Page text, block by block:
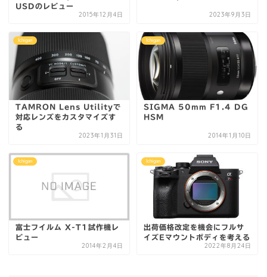
USDのレビュー
2015年12月4日 2023年9月3日
Ichigan
TAMRON Lens Utilityで
対応レンズをカスタマイズす
る
2023年1月31日
Ichigan
SIGMA 50mm F1.4 DG
HSM
2014年1月10日
Ichigan
富士フイルム X-T1試作機レ
ビュー
2014年2月4日
Ichigan
出荷価格改定を機会にフルサ
イズEマウントボディを考える
2022年8月24日